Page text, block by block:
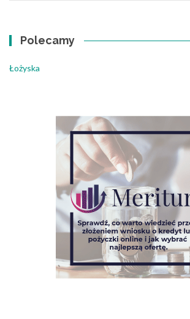
Polecamy
Łożyska